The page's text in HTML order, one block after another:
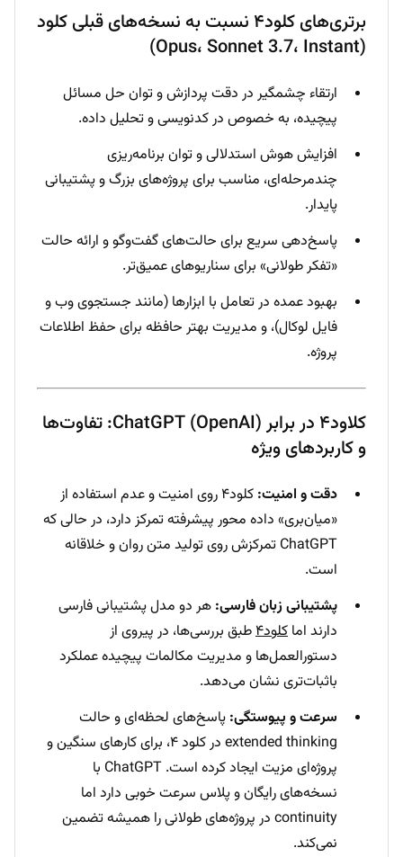
برتری‌های کلود۴ نسبت به نسخه‌های قبلی کلود
(Opus، Sonnet 3.7، Instant)
ارتقاء چشمگیر در دقت پردازش و توان حل مسائل
پیچیده، به خصوص در کدنویسی و تحلیل داده.
افزایش هوش استدلالی و توان برنامه‌ریزی
چندمرحله‌ای، مناسب برای پروژه‌های بزرگ و پشتیبانی
پایدار.
پاسخ‌دهی سریع برای حالت‌های گفت‌وگو و ارائه حالت
«تفکر طولانی» برای سناریوهای عمیق‌تر.
بهبود عمده در تعامل با ابزارها (مانند جستجوی وب و
فایل لوکال)، و مدیریت بهتر حافظه برای حفظ اطلاعات
پروژه.
کلاود۴ در برابر ChatGPT (OpenAI): تفاوت‌ها
و کاربردهای ویژه
دقت و امنیت:
کلود۴ روی امنیت و عدم استفاده از
«میان‌بری» داده محور پیشرفته تمرکز دارد، در حالی که
ChatGPT تمرکزش روی تولید متن روان و خلاقانه
است.
پشتیبانی زبان فارسی: هر دو مدل پشتیبانی فارسی
دارند اما کلود۴ طبق بررسی‌ها، در پیروی از
دستورالعمل‌ها و مدیریت مکالمات پیچیده عملکرد
باثبات‌تری نشان می‌دهد.
سرعت و پیوستگی: پاسخ‌های لحظه‌ای و حالت
extended thinking در کلود ۴، برای کارهای سنگین و
پروژه‌ای مزیت ایجاد کرده است. ChatGPT با
نسخه‌های رایگان و پلاس سرعت خوبی دارد اما
continuity در پروژه‌های طولانی را همیشه تضمین
نمی‌کند.